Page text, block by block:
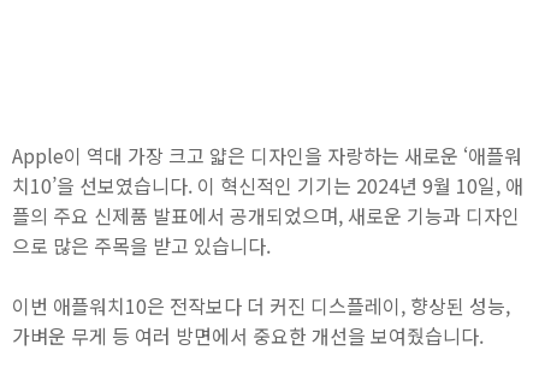
Apple이 역대 가장 크고 얇은 디자인을 자랑하는 새로운 ‘애플워
치10’을 선보였습니다. 이 혁신적인 기기는 2024년 9월 10일, 애
플의 주요 신제품 발표에서 공개되었으며, 새로운 기능과 디자인
으로 많은 주목을 받고 있습니다.
이번 애플워치10은 전작보다 더 커진 디스플레이, 향상된 성능,
가벼운 무게 등 여러 방면에서 중요한 개선을 보여줬습니다.